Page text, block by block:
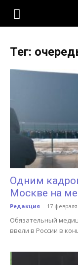
KLOOP.KG
Кыргызстана
Тег:
Одним
Москве на
Редакция - 17
Обязательный
ввели в России в